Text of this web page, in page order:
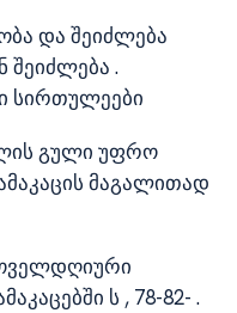
და შეიძლება
შეიძლება .
სირთულეები
გული უფრო
მაგალითად
ს , 78-82- .